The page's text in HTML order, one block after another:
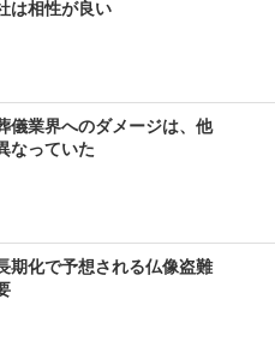
は相性が良い
儀業界へのダメージは、他
なっていた
期化で予想される仏像盗難